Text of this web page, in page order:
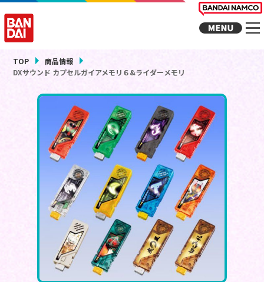
TOP
商品情報
DXサウンド カプセルガイアメモリ６&ライダーメモリ